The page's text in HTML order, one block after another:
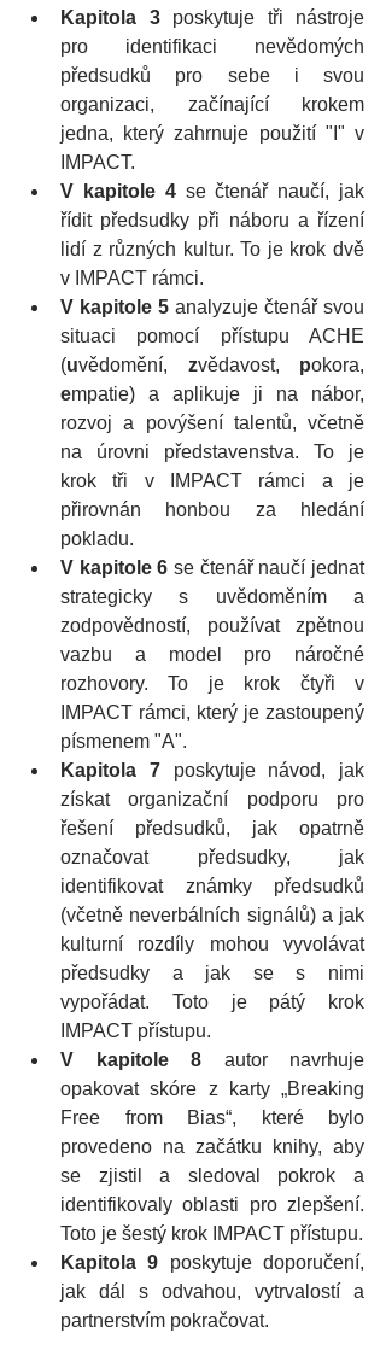
Kapitola 3 poskytuje tři nástroje
pro identifikaci nevědomých
předsudků pro sebe i svou
organizaci, začínající krokem
jedna, který zahrnuje použití "I" v
IMPACT.
V kapitole 4 se čtenář naučí, jak
řídit předsudky při náboru a řízení
lidí z různých kultur. To je krok dvě
v IMPACT rámci.
V kapitole 5 analyzuje čtenář svou
situaci pomocí přístupu ACHE
(uvědomění, zvědavost, p
empatie) a aplikuje ji na nábor,
rozvoj a povýšení talentů, včetně
na úrovni představenstva. To je
krok tři v IMPACT rámci a je
přirovnán honbou za hledání
pokladu.
V kapitole 6 se čtenář naučí jednat
strategicky s uvědoměním a
zodpovědností, používat zpětnou
vazbu a model pro náročné
rozhovory. To je krok čtyři v
IMPACT rámci, který je zastoupený
písmenem "A".
Kapitola 7 poskytuje návod, jak
získat organizační podporu pro
řešení předsudků, jak opatrně
označovat předsudky, jak
identifikovat známky předsudků
(včetně neverbálních signálů) a jak
kulturní rozdíly mohou vyvolávat
předsudky a jak se s nimi
vypořádat. Toto je pátý krok
IMPACT přístupu.
V kapitole 8 autor navrhuje
opakovat skóre z karty „Breaking
Free from Bias“, které bylo
provedeno na začátku knihy, aby
se zjistil a sledoval pokrok a
identifikovaly oblasti pro zlepšení.
Toto je šestý krok IMPACT přístupu.
Kapitola 9 poskytuje doporučení,
jak dál s odvahou, vytrvalostí a
partnerstvím pokračovat.